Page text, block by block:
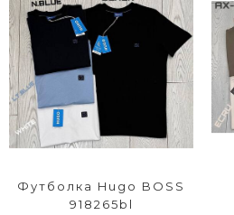
Футболка Hugo BOSS
918265bl